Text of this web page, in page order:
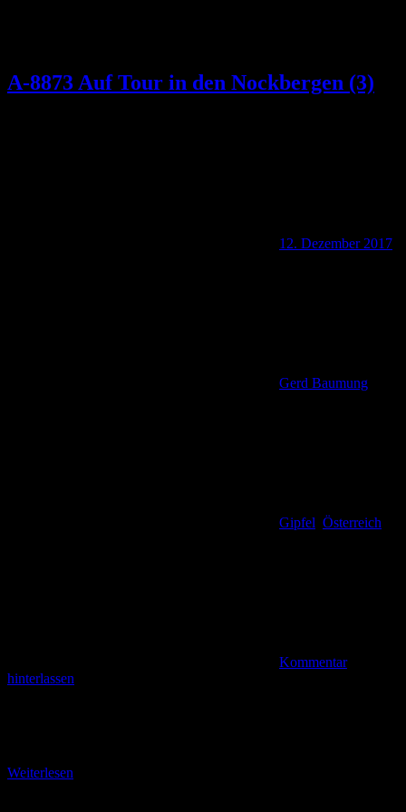
A-8873 Auf Tour in den Nockbergen (3)
12. Dezember 2017
Gerd Baumung
Gipfel Österreich
Kommentar
hinterlassen
Weiterlesen